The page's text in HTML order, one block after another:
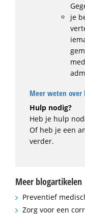
je
Meer weten over
Hulp nodig?
Heb je hulp
Of heb je een
verder.
Meer blogartikelen
Preventief
Zorg voor een